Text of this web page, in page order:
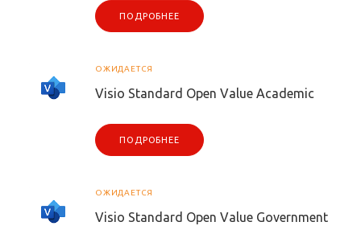
ПОДРОБНЕЕ
ОЖИДАЕТСЯ
Visio Standard Open Value Academic
ПОДРОБНЕЕ
ОЖИДАЕТСЯ
Visio Standard Open Value Government